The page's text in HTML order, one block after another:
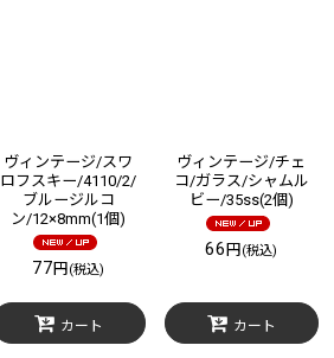
ヴィンテージ/スワ
ロフスキー/4110/2/
ブルージルコ
ン/12×8mm(1個)
77円 (税込)
カート
ヴィンテージ/チェ
コ/ガラス/シャムル
ビー/35ss(2個)
66円 (税込)
カート